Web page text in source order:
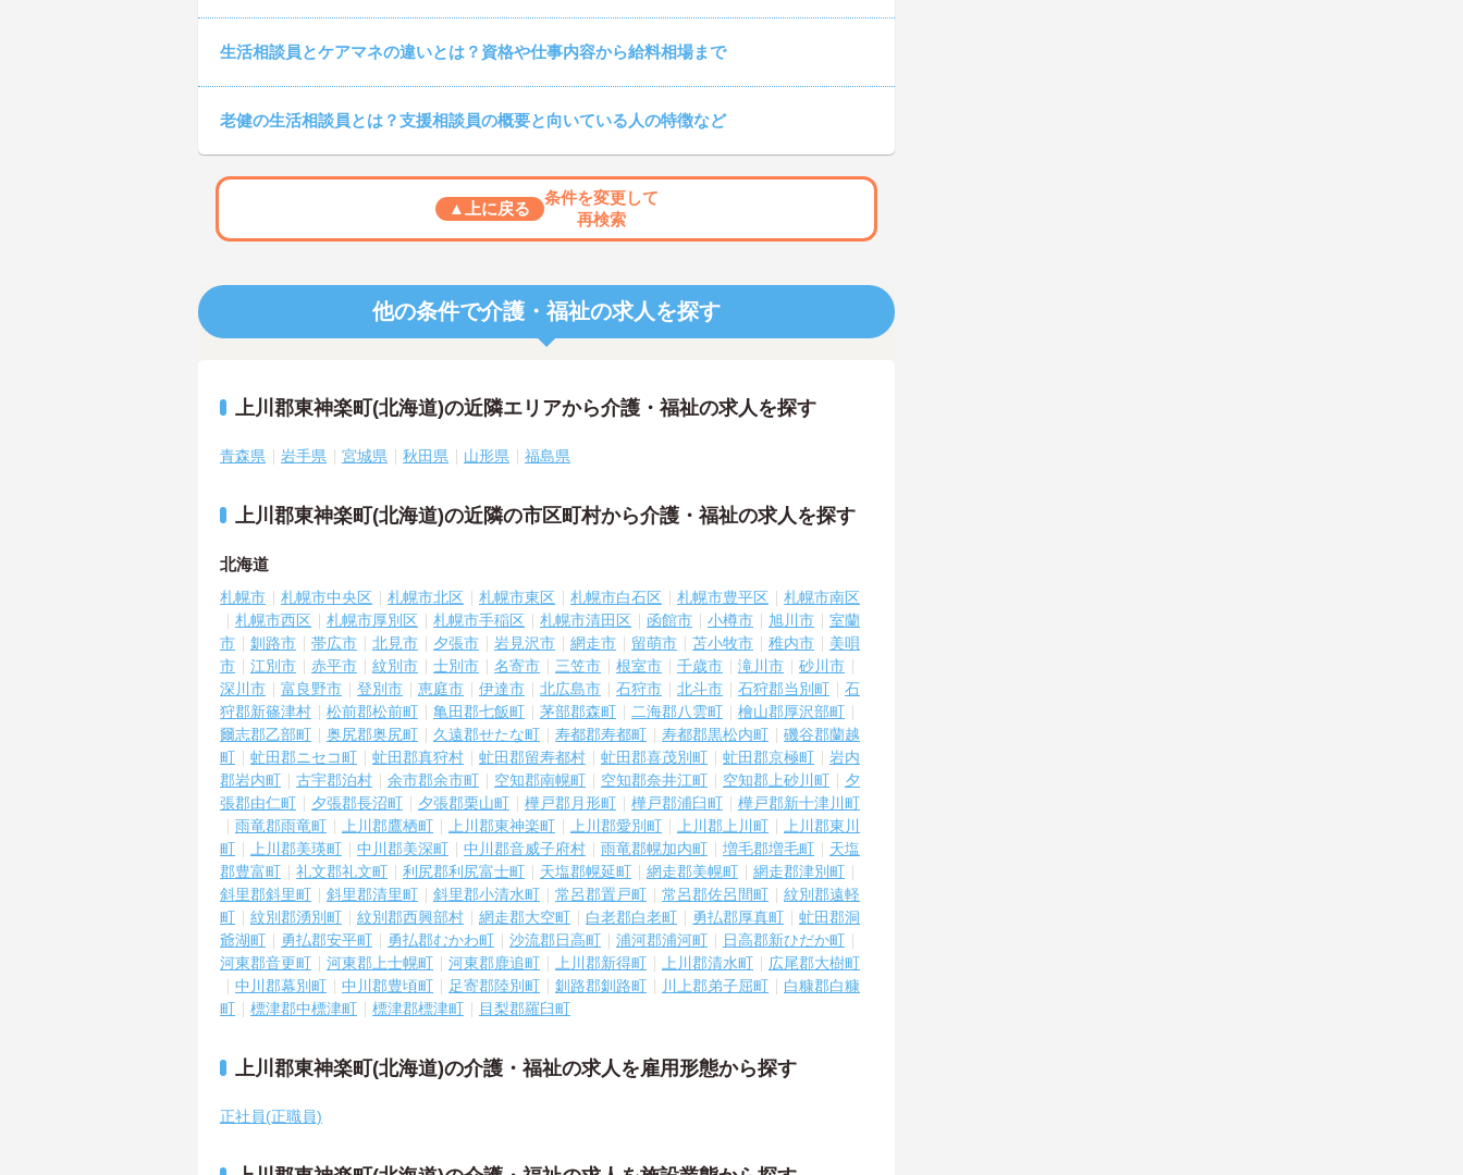
生活相談員とケアマネの違いとは？資格や仕事内容から給料相場まで
老健の生活相談員とは？支援相談員の概要と向いている人の特徴など
▲上に戻る
条件を変更して
再検索
他の条件で介護・福祉の求人を探す
上川郡東神楽町(北海道)の近隣エリアから介護・福祉の求人を探す
青森県 岩手県 宮城県 秋田県 山形県 福島県
上川郡東神楽町(北海道)の近隣の市区町村から介護・福祉の求人を探す
北海道
札幌市 札幌市中央区 札幌市北区 札幌市東区 札幌市白石区 札幌市豊平区
札幌市南区
札幌市西区
札幌市厚別区 札幌市手稲区 札幌市清田区 函館市 小樽市 旭川市
室蘭
市
釧路市 帯広市 北見市 夕張市 岩見沢市 網走市 留萌市 苫小牧市 稚内市
美唄
市
江別市 赤平市 紋別市 士別市 名寄市 三笠市 根室市 千歳市 滝川市
砂川市
深川市
富良野市 登別市 恵庭市 伊達市 北広島市 石狩市 北斗市 石狩郡当別町
石
狩郡新篠津村
松前郡松前町 亀田郡七飯町 茅部郡森町 二海郡八雲町
檜山郡厚沢部町
爾志郡乙部町
奥尻郡奥尻町 久遠郡せたな町 寿都郡寿都町 寿都郡黒松内町
磯谷郡蘭越
町
虻田郡ニセコ町 虻田郡真狩村 虻田郡留寿都村 虻田郡喜茂別町 虻田郡京極町
岩内
郡岩内町
古宇郡泊村 余市郡余市町 空知郡南幌町 空知郡奈井江町 空知郡上砂川町
夕
張郡由仁町
夕張郡長沼町 夕張郡栗山町 樺戸郡月形町 樺戸郡浦臼町
樺戸郡新十津川町
雨竜郡雨竜町
上川郡鷹栖町 上川郡東神楽町 上川郡愛別町 上川郡上川町
上川郡東川
町
上川郡美瑛町 中川郡美深町 中川郡音威子府村 雨竜郡幌加内町 増毛郡増毛町
天塩
郡豊富町
礼文郡礼文町 利尻郡利尻富士町 天塩郡幌延町 網走郡美幌町
網走郡津別町
斜里郡斜里町
斜里郡清里町 斜里郡小清水町 常呂郡置戸町 常呂郡佐呂間町
紋別郡遠軽
町
紋別郡湧別町 紋別郡西興部村 網走郡大空町 白老郡白老町 勇払郡厚真町
虻田郡洞
爺湖町
勇払郡安平町 勇払郡むかわ町 沙流郡日高町 浦河郡浦河町
日高郡新ひだか町
河東郡音更町
河東郡上士幌町 河東郡鹿追町 上川郡新得町 上川郡清水町
広尾郡大樹町
中川郡幕別町
中川郡豊頃町 足寄郡陸別町 釧路郡釧路町 川上郡弟子屈町
白糠郡白糠
町
標津郡中標津町 標津郡標津町 目梨郡羅臼町
上川郡東神楽町(北海道)の介護・福祉の求人を雇用形態から探す
正社員(正職員)